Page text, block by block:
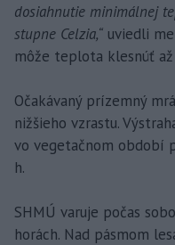
dosiahnutie minimálnej
stupne Celzia,“ uviedli
môže teplota klesnúť
Očakávaný prízemný
nižšieho vzrastu.
vo vegetačnom období
h.
SHMÚ varuje počas
horách. Nad pásmom